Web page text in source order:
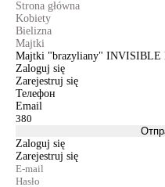
Strona główna
Kobiety
Bielizna
Majtki
Majtki "brazyliany" INVISIBLE
Zaloguj się
Zarejestruj się
Телефон
Email
Zaloguj się
Zarejestruj się